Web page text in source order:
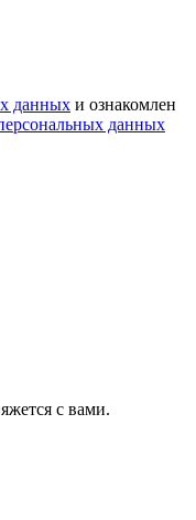
данных и ознакомлен
данных
с вами.